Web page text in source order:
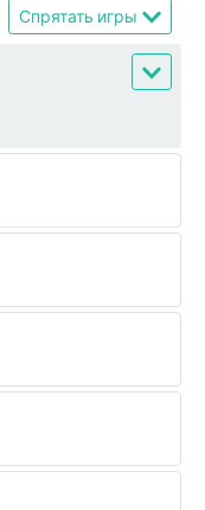
Спрятать игры